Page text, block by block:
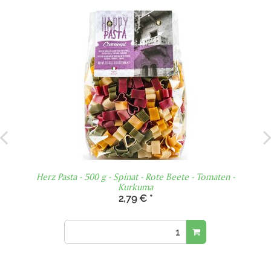
Herz Pasta - 500 g - Spinat - Rote Beete - Tomaten -
Kurkuma
2,79 € *